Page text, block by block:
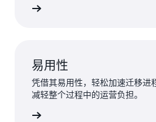
易用性
凭借其易用性，轻松加速迁移进
减轻整个过程中的运营负担。